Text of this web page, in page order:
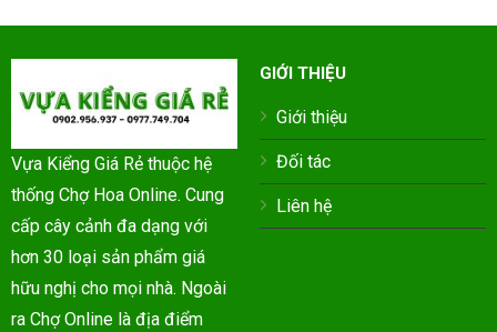
Vựa Kiểng Giá Rẻ thuộc hệ
thống Chợ Hoa Online. Cung
cấp cây cảnh đa dạng với
hơn 30 loại sản phẩm giá
hữu nghị cho mọi nhà. Ngoài
ra Chợ Online là địa điểm
GIỚI THIỆU
Giới thiệu
Đối tác
Liên hệ